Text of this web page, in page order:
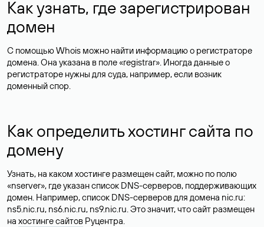
Как узнать, где зарегистрирован
домен
С помощью Whois можно найти информацию о регистраторе
домена. Она указана в поле «registrar». Иногда данные о
регистраторе нужны для суда, например, если возник
доменный спор.
Как определить хостинг сайта по
домену
Узнать, на каком хостинге размещен сайт, можно по полю
«nserver», где указан список DNS-серверов, поддерживающих
домен. Например, список DNS-серверов для домена nic.ru:
ns5.nic.ru, ns6.nic.ru, ns9.nic.ru. Это значит, что сайт размещен
на хостинге сайтов Руцентра.